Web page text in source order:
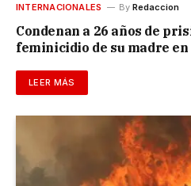
INTERNACIONALES By Redaccion
Condenan a 26 años de
feminicidio de su madre en
LEER MÁS